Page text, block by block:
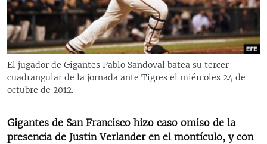
RADIO MARTÍ
ESPECIALES
ESPECIALES
LA REALIDAD DE LA VIVIENDA EN CUBA
SER VIEJO EN CUBA
KENTU-CUBANO
LOS SANTOS DE HIALEAH
MULTIMEDIA
EDITORIALES
El jugador de Gigantes Pablo Sandoval batea su tercer
cuadrangular de la jornada ante Tigres el miércoles 24 de
octubre de 2012.
Gigantes de San Francisco hizo caso omiso de la
presencia de Justin Verlander en el montículo, y con